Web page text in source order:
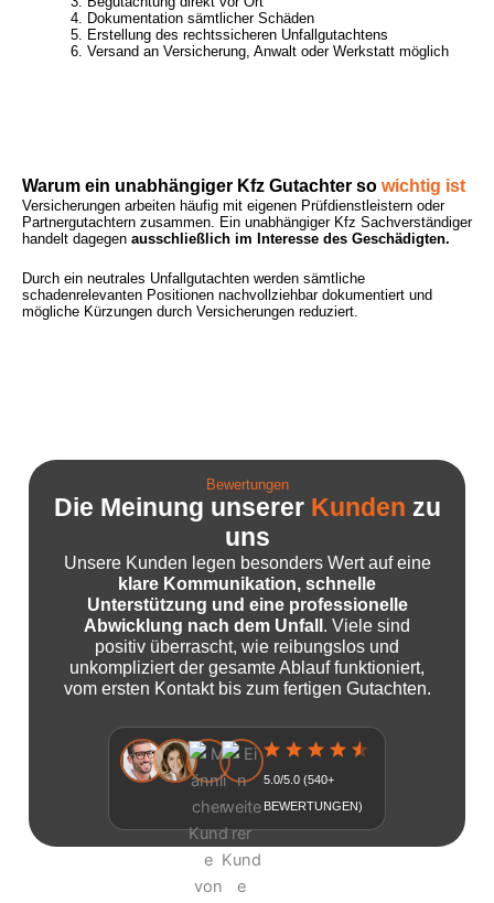
Dokumentation sämtlicher Schäden
Erstellung des rechtssicheren Unfallgutachtens
Versand an Versicherung, Anwalt oder Werkstatt möglich
Warum ein unabhängiger Kfz Gutachter so wichtig ist
Versicherungen arbeiten häufig mit eigenen Prüfdienstleistern oder
Partnergutachtern zusammen. Ein unabhängiger Kfz Sachverständiger
handelt dagegen ausschließlich im Interesse des Geschädigten.
Durch ein neutrales Unfallgutachten werden sämtliche
schadenrelevanten Positionen nachvollziehbar dokumentiert und
mögliche Kürzungen durch Versicherungen reduziert.
Bewertungen
Die Meinung unserer Kunden zu
uns
Unsere Kunden legen besonders Wert auf eine
klare Kommunikation, schnelle
Unterstützung und eine professionelle
Abwicklung nach dem Unfall . Viele sind
positiv überrascht, wie reibungslos und
unkompliziert der gesamte Ablauf funktioniert,
vom ersten Kontakt bis zum fertigen Gutachten.
5.0/5.0 (540+
BEWERTUNGEN)